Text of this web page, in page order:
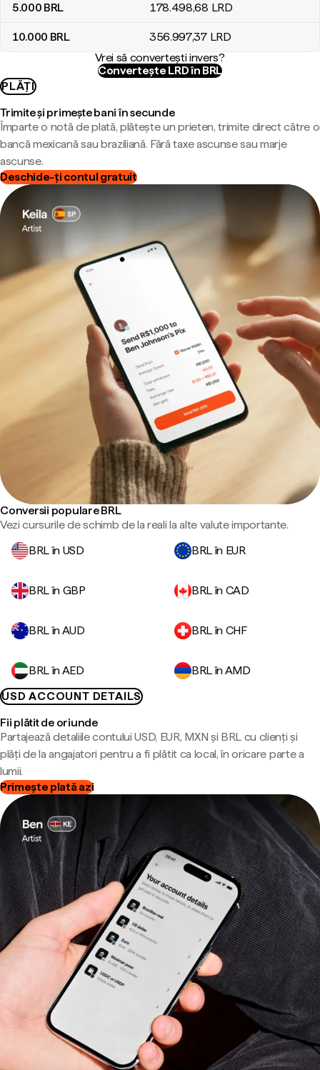
5.000 BRL 178.498,68 LRD
10.000 BRL 356.997,37 LRD
Vrei să convertești invers?
Convertește LRD în BRL
PLĂȚI
Trimite și primește bani în secunde
Împarte o notă de plată, plătește un prieten, trimite direct către o
bancă mexicană sau braziliană. Fără taxe ascunse sau marje
ascunse.
Deschide-ți contul gratuit
Conversii populare BRL
Vezi cursurile de schimb de la reali la alte valute importante.
BRL în USD
BRL în EUR
BRL în GBP BRL în CAD
BRL în AUD BRL în CHF
BRL în AED
BRL în AMD
USD ACCOUNT DETAILS
Fii plătit de oriunde
Partajează detaliile contului USD, EUR, MXN și BRL cu clienți și
plăți de la angajatori pentru a fi plătit ca local, în oricare parte a
lumii.
Primește plată azi